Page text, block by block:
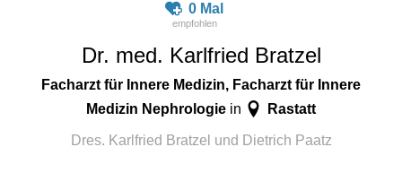
0 Mal
Dr. med. Karlfried Bratzel
Facharzt für Innere Medizin, Facharzt für Innere
Medizin Nephrologiein Rastatt
Dres. Karlfried Bratzel und Dietrich Paatz